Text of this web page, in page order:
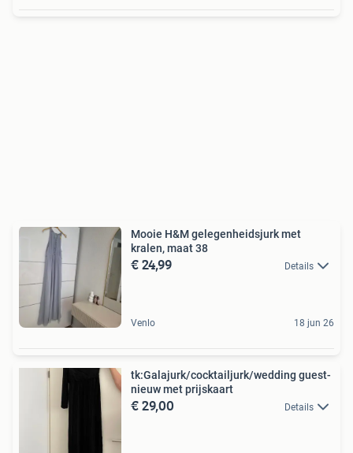
Mooie H&M gelegenheidsjurk met
kralen, maat 38
€ 24,99 Details
Venlo 18 jun 26
tk:Galajurk/cocktailjurk/wedding guest-
nieuw met prijskaart
€ 29,00 Details